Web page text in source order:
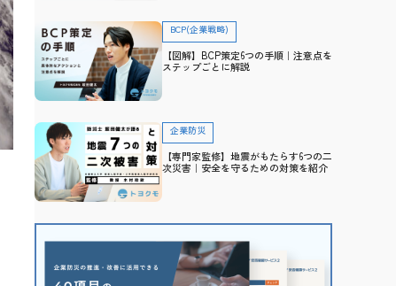
BCP(企業戦略)
【図解】BCP策定6つの手順｜注意点を
ステップごとに解説
企業防災
【専門家監修】地震がもたらす6つの二
次災害｜安全を守るための対策を紹介